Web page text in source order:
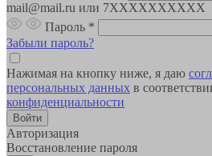
mail@mail.ru или 7XXXXXXXXXX
Пароль *
Забыли пароль?
Нажимая на кнопку ниже, я даю
персональных данных в
конфиденциальности
Авторизация
Восстановление пароля